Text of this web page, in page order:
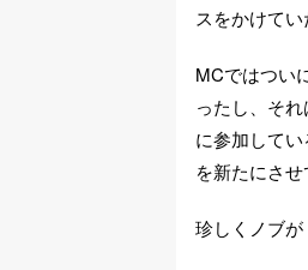
スをかけて
MCではつい
ったし、そ
に参加して
を新たにさせ
珍しくノブが